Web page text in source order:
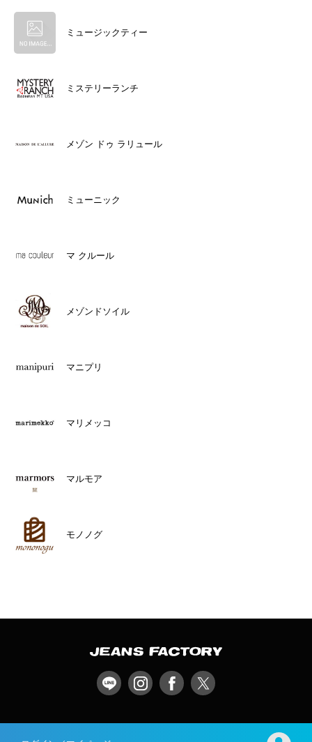
ミュージックティー
ミステリーランチ
メゾン ドゥ ラリュール
ミューニック
マ クルール
メゾンドソイル
マニプリ
マリメッコ
マルモア
モノノグ